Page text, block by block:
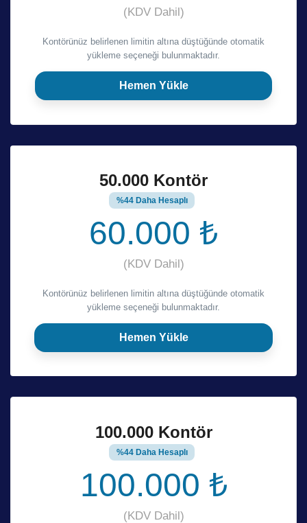
(KDV Dahil)
Kontörünüz belirlenen limitin altına düştüğünde otomatik
yükleme seçeneği bulunmaktadır.
Hemen Yükle
50.000 Kontör
%44 Daha Hesaplı
60.000 ₺
(KDV Dahil)
Kontörünüz belirlenen limitin altına düştüğünde otomatik
yükleme seçeneği bulunmaktadır.
Hemen Yükle
100.000 Kontör
%44 Daha Hesaplı
100.000 ₺
(KDV Dahil)